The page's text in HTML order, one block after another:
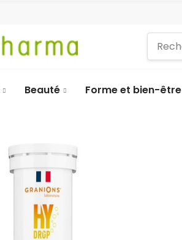
Beauté Forme et bien-être